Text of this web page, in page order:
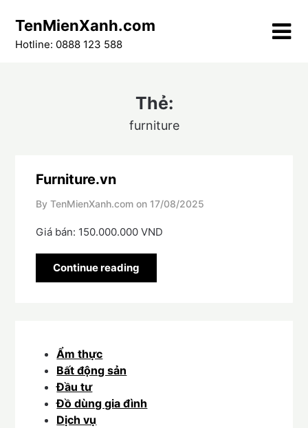
content
TenMienXanh.com
Hotline: 0888 123 588
Thẻ:
furniture
Furniture.vn
By TenMienXanh.com on 17/08/2025
Giá bán: 150.000.000 VND
Continue reading
Ẩm thực
Bất động sản
Đầu tư
Đồ dùng gia đình
Dịch vụ